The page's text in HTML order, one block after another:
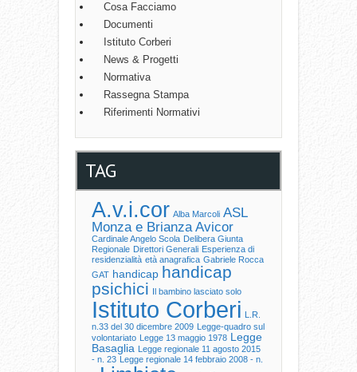
Cosa Facciamo
Documenti
Istituto Corberi
News & Progetti
Normativa
Rassegna Stampa
Riferimenti Normativi
TAG
A.v.i.cor Alba Marcoli ASL
Monza e Brianza Avicor
Cardinale Angelo Scola Delibera Giunta
Regionale Direttori Generali Esperienza di
residenzialità età anagrafica Gabriele Rocca
GAT handicap handicap
psichici Il bambino lasciato solo
Istituto Corberi L.R.
n.33 del 30 dicembre 2009 Legge-quadro sul
volontariato Legge 13 maggio 1978 Legge
Basaglia Legge regionale 11 agosto 2015
- n. 23 Legge regionale 14 febbraio 2008 - n.